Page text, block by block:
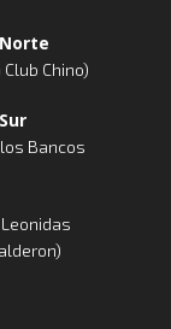
Chino)
los Bancos